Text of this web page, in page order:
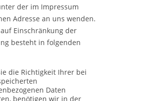
der im Impressum
Adresse an uns wenden.
auf Einschränkung der
besteht in folgenden
die Richtigkeit Ihrer bei
Daten
benötigen wir in der